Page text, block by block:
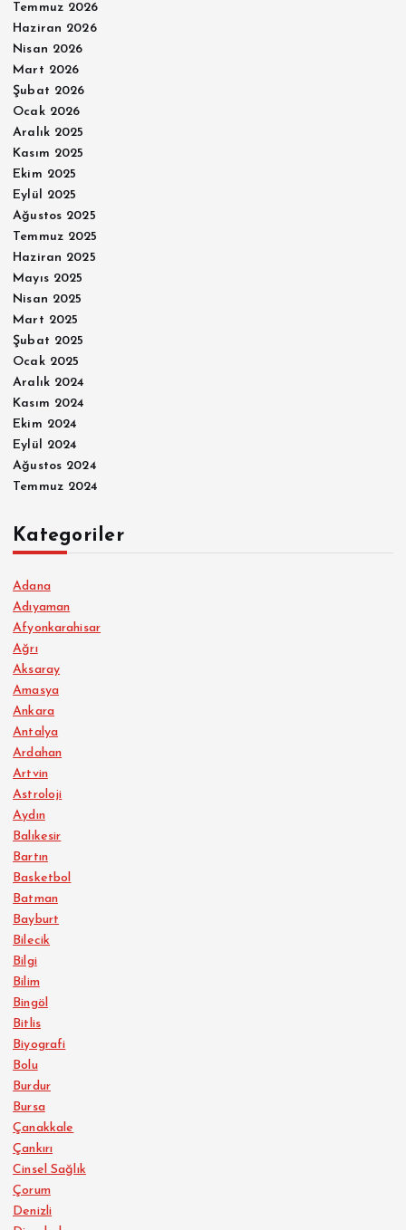
Temmuz 2026
Haziran 2026
Nisan 2026
Mart 2026
Şubat 2026
Ocak 2026
Aralık 2025
Kasım 2025
Ekim 2025
Eylül 2025
Ağustos 2025
Temmuz 2025
Haziran 2025
Mayıs 2025
Nisan 2025
Mart 2025
Şubat 2025
Ocak 2025
Aralık 2024
Kasım 2024
Ekim 2024
Eylül 2024
Ağustos 2024
Temmuz 2024
Kategoriler
Adana
Adıyaman
Afyonkarahisar
Ağrı
Aksaray
Amasya
Ankara
Antalya
Ardahan
Artvin
Astroloji
Aydın
Balıkesir
Bartın
Basketbol
Batman
Bayburt
Bilecik
Bilgi
Bilim
Bingöl
Bitlis
Biyografi
Bolu
Burdur
Bursa
Çanakkale
Çankırı
Cinsel Sağlık
Çorum
Denizli